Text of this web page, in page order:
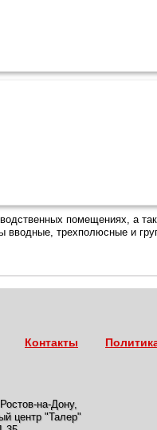
помещениях, а
вводные, трехполюсные и
Контакты
на-Дону,
центр "Талер"